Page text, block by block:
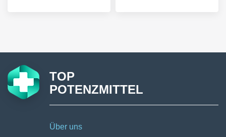
TOP
POTENZMITTEL
Über uns